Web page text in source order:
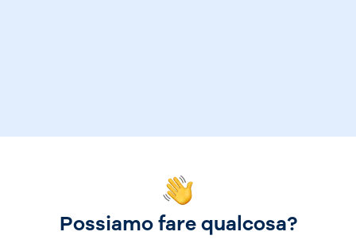
Possiamo fare qualcosa?